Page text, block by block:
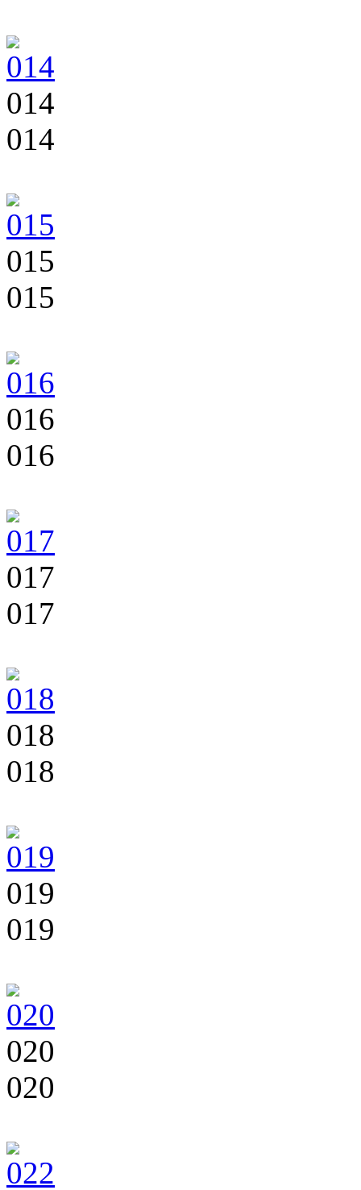
014
014
015
015
016
016
017
017
018
018
019
019
020
020